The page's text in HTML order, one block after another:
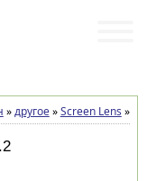
»другое»Screen Lens »